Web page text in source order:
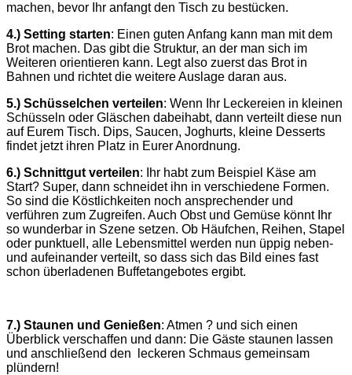
machen, bevor Ihr anfangt den Tisch zu bestücken.
4.) Setting starten: Einen guten Anfang kann man mit dem
Brot machen. Das gibt die Struktur, an der man sich im
Weiteren orientieren kann. Legt also zuerst das Brot in
Bahnen und richtet die weitere Auslage daran aus.
5.) Schüsselchen verteilen: Wenn Ihr Leckereien in kleinen
Schüsseln oder Gläschen dabeihabt, dann verteilt diese nun
auf Eurem Tisch. Dips, Saucen, Joghurts, kleine Desserts
findet jetzt ihren Platz in Eurer Anordnung.
6.) Schnittgut verteilen: Ihr habt zum Beispiel Käse am
Start? Super, dann schneidet ihn in verschiedene Formen.
So sind die Köstlichkeiten noch ansprechender und
verführen zum Zugreifen. Auch Obst und Gemüse könnt Ihr
so wunderbar in Szene setzen. Ob Häufchen, Reihen, Stapel
oder punktuell, alle Lebensmittel werden nun üppig neben-
und aufeinander verteilt, so dass sich das Bild eines fast
schon überladenen Buffetangebotes ergibt.
7.) Staunen und Genießen: Atmen ? und sich einen
Überblick verschaffen und dann: Die Gäste staunen lassen
und anschließend den leckeren Schmaus gemeinsam
plündern!